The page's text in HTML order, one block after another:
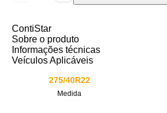
ContiStar
Sobre o produto
Informações técnicas
Veículos Aplicáveis
275/40R22
Medida